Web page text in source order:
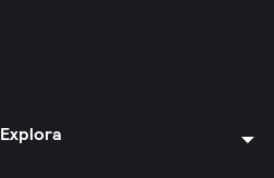
Explora